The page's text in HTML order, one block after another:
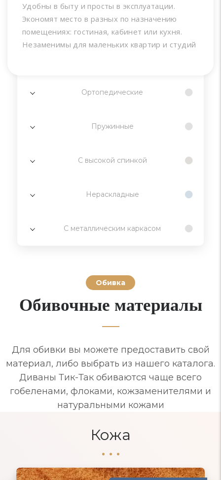
Удобны в быту и просты в эксплуатации.
Экономят место в разных по назначению
помещениях: гостиная, кабинет или кухня.
Незаменимы для маленьких квартир и студий
Ортопедические
Пружинные
С высокой спинкой
Нераскладные
С металлическим каркасом
Обивка
Обивочные материалы
Для обивки вы можете предоставить свой
материал, либо выбрать из нашего каталога.
Диваны Тик-Так обиваются чаще всего
гобеленами, флоками, кожзаменителями и
натуральными кожами
Кожа